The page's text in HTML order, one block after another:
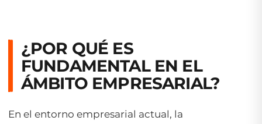
¿POR QUÉ ES
FUNDAMENTAL EN EL
ÁMBITO EMPRESARIAL?
En el entorno empresarial actual, la